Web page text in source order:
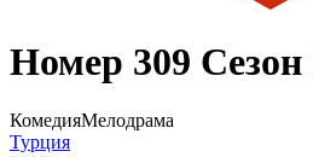
Номер 309 Сезон
КомедияМелодрама
Турция